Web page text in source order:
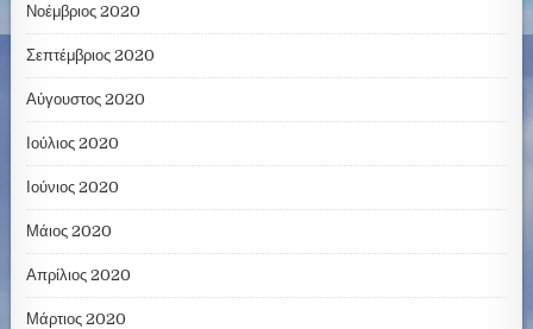
Νοέμβριος 2020
Σεπτέμβριος 2020
Αύγουστος 2020
Ιούλιος 2020
Ιούνιος 2020
Μάιος 2020
Απρίλιος 2020
Μάρτιος 2020